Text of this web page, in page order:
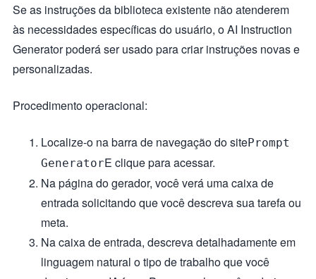
Se as instruções da biblioteca existente não atenderem
às necessidades específicas do usuário, o AI Instruction
Generator poderá ser usado para criar instruções novas e
personalizadas.
Procedimento operacional:
Localize-o na barra de navegação do sitePrompt
GeneratorE clique para acessar.
Na página do gerador, você verá uma caixa de
entrada solicitando que você descreva sua tarefa ou
meta.
Na caixa de entrada, descreva detalhadamente em
linguagem natural o tipo de trabalho que você